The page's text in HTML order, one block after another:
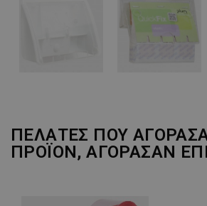
ΠΕΛΆΤΕΣ ΠΟΥ
ΠΡΟΪΌΝ, ΑΓΌΡΑΣΑΝ